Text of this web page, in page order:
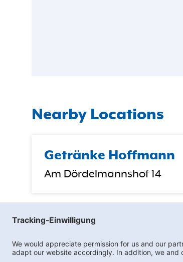
Nearby Locations
Getränke Hoffmann
Am Dördelmannshof 14